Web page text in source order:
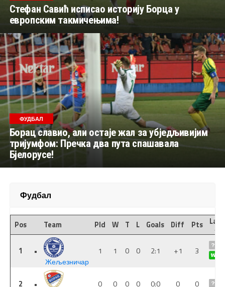
Стефан Савић исписао историју Борца у
европским такмичењима!
ФУДБАЛ
Борац славио, али остаје жал за убједљивијим
тријумфом: Пречка два пута спашавала
Бјелорусе!
Фудбал